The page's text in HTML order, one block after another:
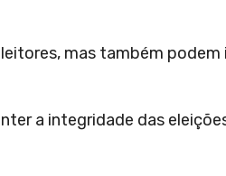
mas também podem
a integridade das